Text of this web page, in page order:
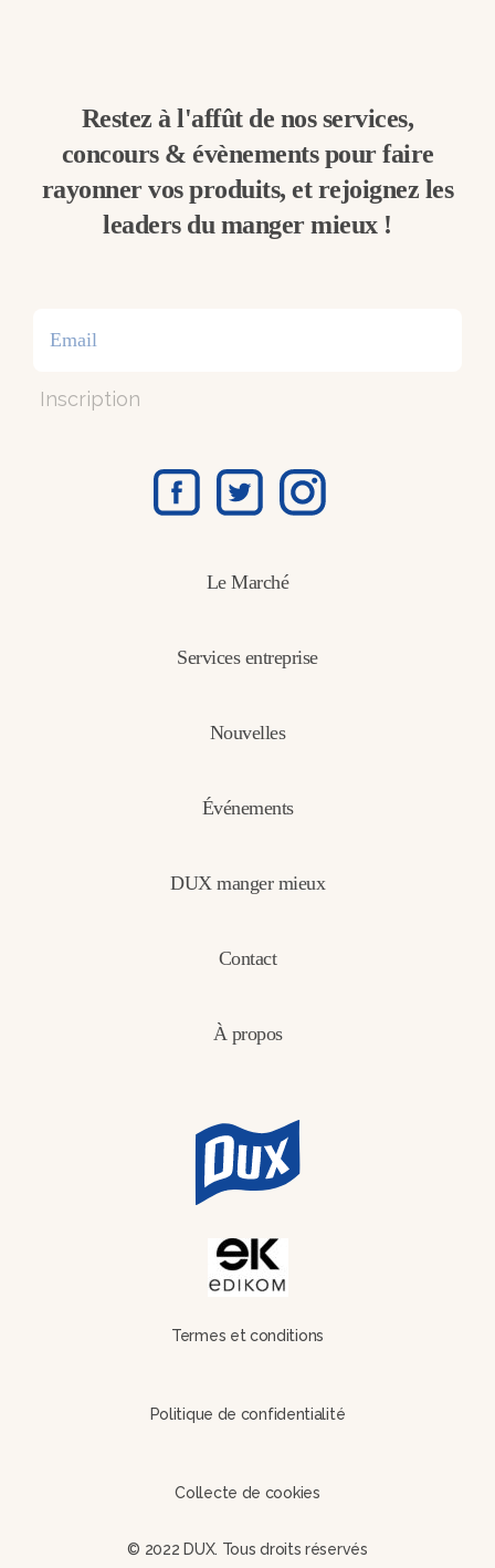
Restez à l'affût de nos services,
concours & évènements pour faire
rayonner vos produits, et rejoignez les
leaders du manger mieux !
Inscription
Le Marché
Services entreprise
Nouvelles
Événements
DUX manger mieux
Contact
À propos
Termes et conditions
Politique de confidentialité
Collecte de cookies
© 2022 DUX. Tous droits réservés